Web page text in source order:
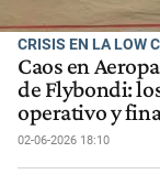
CRISIS EN LA LOW
Caos en
de Flybondi:
operativo y
02-06-2026 18:10